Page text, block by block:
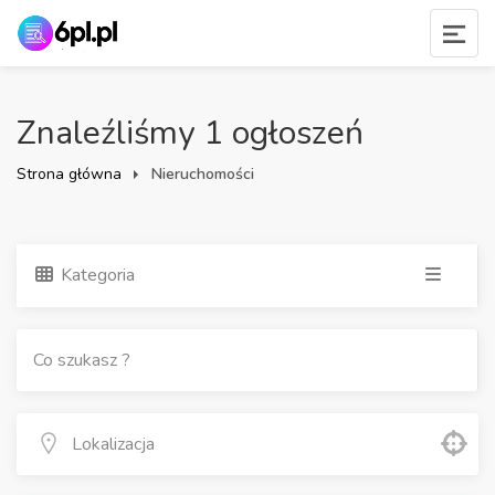
Znaleźliśmy 1 ogłoszeń
Strona główna Nieruchomości
Kategoria